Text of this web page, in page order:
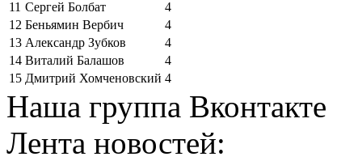
11 Сергей Болбат
4
12 Беньямин Вербич
4
13 Александр Зубков
4
14 Виталий Балашов
4
15 Дмитрий Хомченовский 4
Наша группа Вконтакте
Лента новостей: